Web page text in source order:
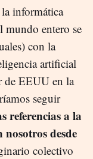
informática
mundo entero se
con la
artificial
de EEUU en la
seguir
referencias a la
desde
colectivo